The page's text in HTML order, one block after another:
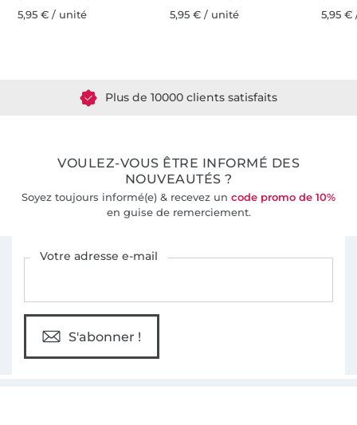
5,95 € / unité 5,95 € / unité 5,95
Plus de 10000 clients satisfaits
VOULEZ-VOUS ÊTRE INFORMÉ DES
NOUVEAUTÉS ?
Soyez toujours informé(e) & recevez un code promo de 10%
en guise de remerciement.
Votre adresse e-mail
S'abonner !